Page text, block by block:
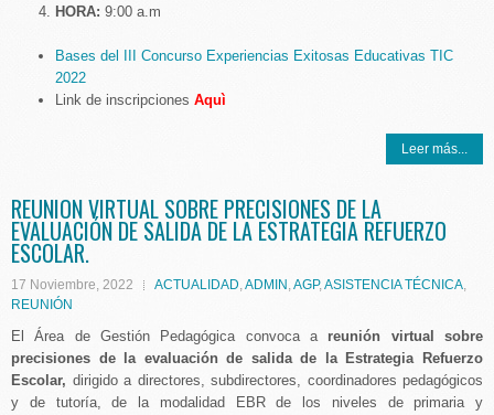
HORA: 9:00 a.m
Bases del III Concurso Experiencias Exitosas Educativas TIC
2022
Link de inscripciones Aquì
Leer más...
REUNION VIRTUAL SOBRE PRECISIONES DE LA
EVALUACIÓN DE SALIDA DE LA ESTRATEGIA REFUERZO
ESCOLAR.
17 Noviembre, 2022 ACTUALIDAD,ADMIN ,AGP,ASISTENCIA TÉCNICA,
REUNIÓN
El Área de Gestión Pedagógica convoca a reunión virtual sobre
precisiones de la evaluación de salida de la Estrategia Refuerzo
Escolar, dirigido a directores, subdirectores, coordinadores pedagógicos
y de tutoría, de la modalidad EBR de los niveles de primaria y